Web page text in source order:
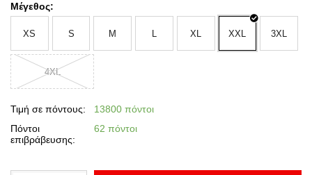
Μέγεθος:
XS S M L XL XXL 3XL
4XL
Τιμή σε πόντους:
13800 πόντοι
Πόντοι
επιβράβευσης:
62 πόντοι